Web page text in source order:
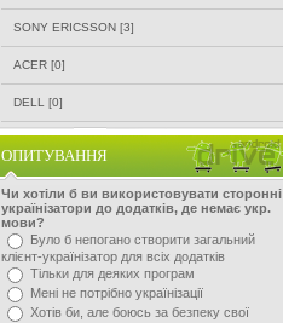
SONY ERICSSON [3]
ACER [0]
DELL [0]
ОПИТУВАННЯ
Чи хотіли б ви використовувати сторонні
українізатори до додатків, де немає укр.
мови?
Було б непогано створити загальний
клієнт-українізатор для всіх додатків
Тільки для деяких програм
Мені не потрібно українізації
Хотів би, але боюсь за безпеку свої